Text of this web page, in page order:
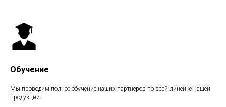
Обучение
Мы проводим полное обучение наших партнеров по всей линейке нашей
продукции.